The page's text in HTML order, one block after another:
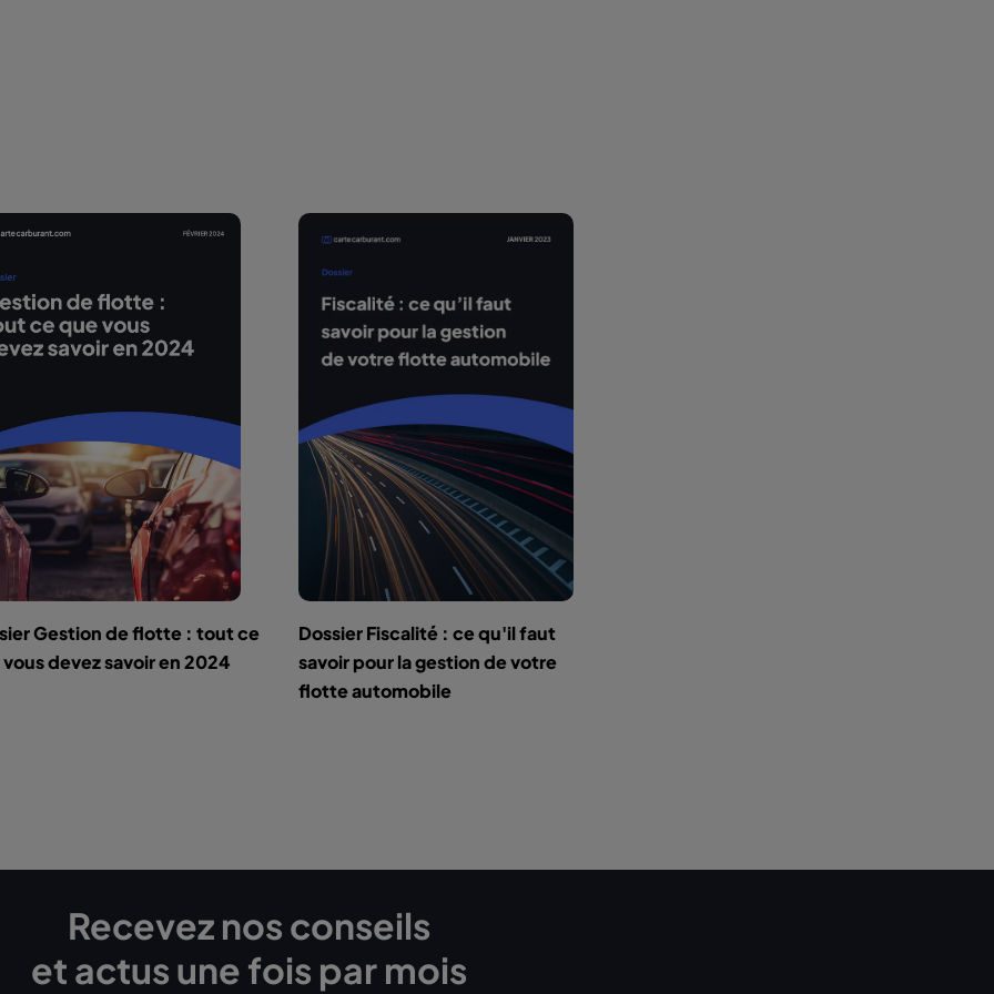
Gestion de flotte : tout ce
devez savoir en 2024
Dossier Fiscalité : ce qu'il faut
savoir pour la gestion de votre
flotte automobile
Recevez nos conseils
et actus une fois par mois